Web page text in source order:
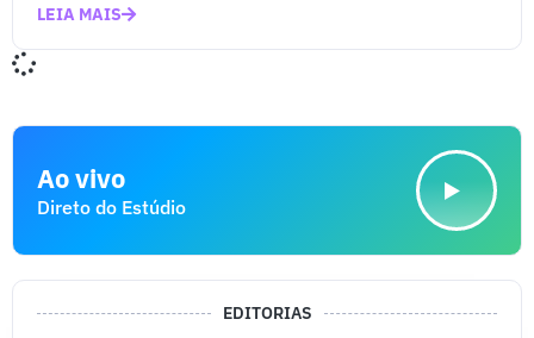
LEIA MAIS
Ao vivo
Direto do Estúdio
EDITORIAS